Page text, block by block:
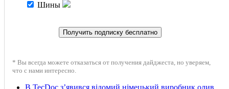
Шины
* Вы всегда можете отказаться от получения дайджеста, но уверяем,
что с нами интересно.